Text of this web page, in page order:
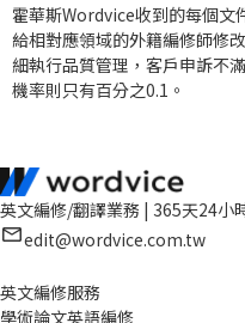
霍華斯Wordvice收到的每個文
給相對應領域的外籍編修師修
細執行品質管理，客戶申訴不
機率則只有百分之0.1。
英文編修/翻譯業務 | 365天24小
edit@wordvice.com.tw
英文編修服務
學術論文英語編修